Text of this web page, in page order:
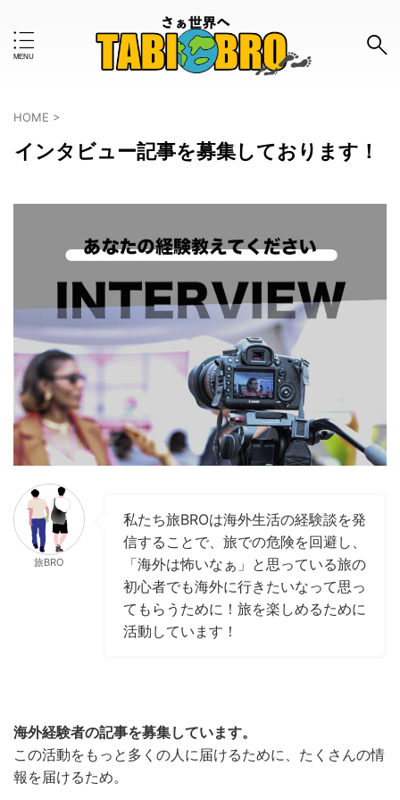
キーワードで検索する
#おすすめのタグ
お金事情 はじめて インタビュー ツアー
ボランティア モデルコース ワーホリ
世界一周 体験談 使ってみた 女子旅
旅の知恵 旅グッズ 旅行計画 旅行記
格安 治安 海外旅行保険 留学
防犯
HOME >
インタビュー記事を募集しております！
旅BRO
私たち旅BROは海外生活の経験談を発
信することで、旅での危険を回避し、
「海外は怖いなぁ」と思っている旅の
初心者でも海外に行きたいなって思っ
てもらうために！旅を楽しめるために
活動しています！
海外経験者の記事を募集しています。
この活動をもっと多くの人に届けるために、たくさんの情
報を届けるため。